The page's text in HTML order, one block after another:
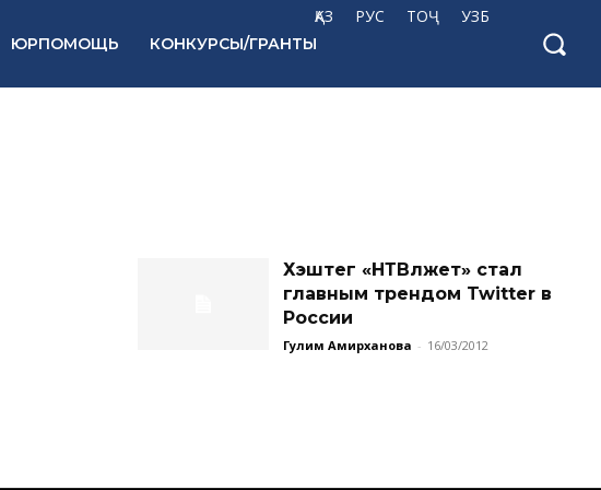
ҚАЗ РУС ТОҶ УЗБ
ЮРПОМОЩЬ КОНКУРСЫ/ГРАНТЫ
Хэштег «НТВлжет» стал
главным трендом Twitter в
России
Гулим Амирханова - 16/03/2012